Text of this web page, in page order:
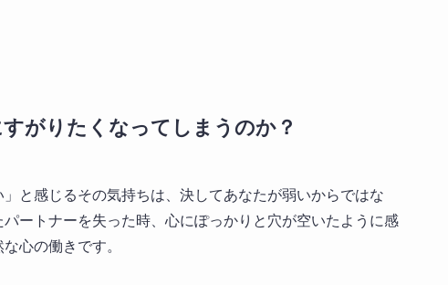
がりたくなってしまうのか？
と感じるその気持ちは、決してあなたが弱いからではな
ートナーを失った時、心にぽっかりと穴が空いたように感
心の働きです。